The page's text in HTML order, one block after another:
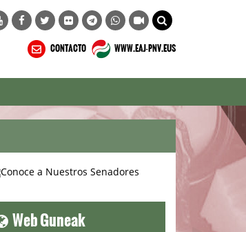
CONTACTO WWW.EAJ-PNV.EUS
Web Guneak